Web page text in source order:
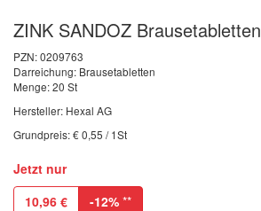
ZINK SANDOZ Brausetabletten
PZN:0209763
Darreichung: Brausetabletten
Menge: 20 St
Hersteller: Hexal AG
Grundpreis: € 0,55 / 1St
Jetzt nur
10,96 € -12% **